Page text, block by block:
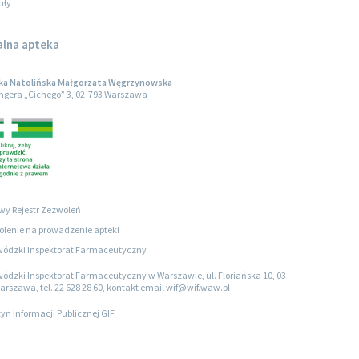
apteka
Natolińska Małgorzata Węgrzynowska
„Cichego” 3, 02-793 Warszawa
Rejestr Zezwoleń
na prowadzenie apteki
Inspektorat Farmaceutyczny
Inspektorat Farmaceutyczny w Warszawie, ul. Floriańska 10, 03-
tel. 22 628 28 60, kontakt email wif@wif.waw.pl
Informacji Publicznej GIF